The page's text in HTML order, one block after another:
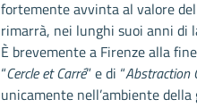
fortemente avvinta al valore
rimarrà, nei lunghi suoi anni di
È brevemente a Firenze alla
“Cercle et Carré” e di “Abstraction
unicamente nell’ambiente